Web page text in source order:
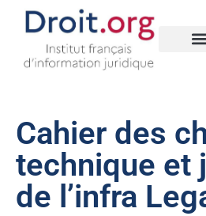
Cahier des
technique et
de l’infra